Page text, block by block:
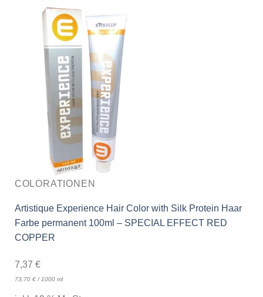
COLORATIONEN
Artistique Experience Hair Color with Silk Protein Haar
Farbe permanent 100ml – SPECIAL EFFECT RED
COPPER
7,37 €
73,70 €/ 1000 ml